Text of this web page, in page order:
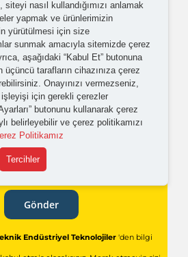
kabul ediyorum.
yönelikaydınlatma ve
'ni okudum,onaylıyorum.
Gönder
Endüstriyel Teknolojiler
etmiş olacaksınız. Merak etmeyin sizi
nasıl kullandığımızı anlamak
yapmak ve ürünlerimizin
yürütülmesi için size
sunmak amacıyla sitemizde çerez
aşağıdaki “Kabul Et” butonuna
tarafların cihazınıza çerez
Onayınızı vermezseniz,
için gerekli çerezler
butonunu kullanarak çerez
belirleyebilir ve çerez politikamızı
Politikamız
Tercihler